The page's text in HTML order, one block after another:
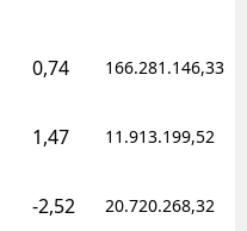
0,74 166.281.146,33
1,47 11.913.199,52
-2,52 20.720.268,32